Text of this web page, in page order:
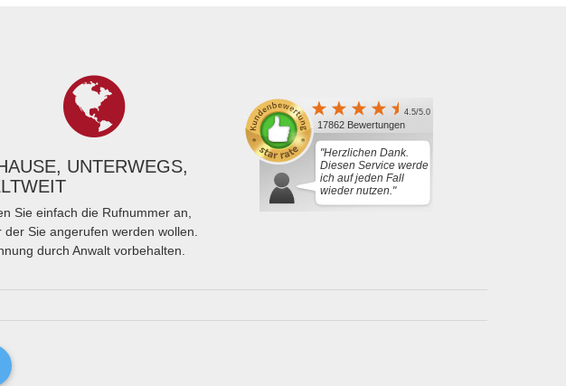
UNTERWEGS,
Sie einfach die Rufnummer an,
der Sie angerufen werden wollen.
durch Anwalt vorbehalten.
4.5/5.0
17862 Bewertungen
"Herzlichen Dank.
Diesen Service werde
ich auf jeden Fall
wieder nutzen."